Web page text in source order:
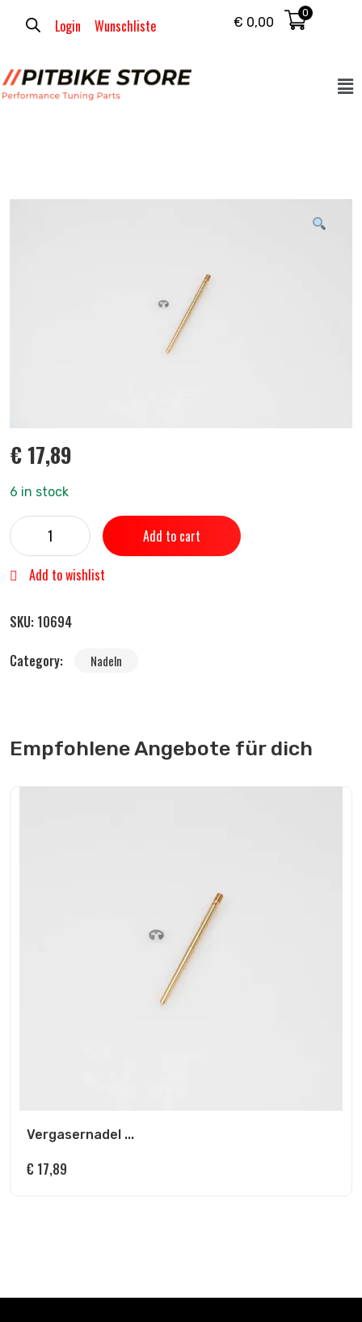
Login Wunschliste € 0,00
0
€ 17,89
6 in stock
Add to cart
Add to wishlist
SKU: 10694
Category:
Nadeln
Empfohlene Angebote für dich
Vergasernadel ...
€ 17,89